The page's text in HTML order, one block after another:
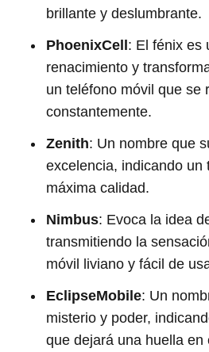
brillante y deslumbrante.
PhoenixCell : El fénix es
renacimiento y
un teléfono móvil que se
constantemente.
Zenith: Un nombre que
excelencia, indicando un
máxima calidad.
Nimbus: Evoca la idea
transmitiendo la
móvil liviano y fácil de
EclipseMobile: Un
misterio y poder,
que dejará una huella en